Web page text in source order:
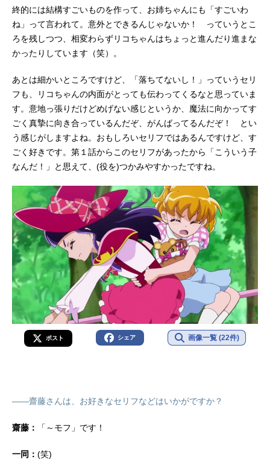
終的には結構すごいものを作って、お姉ちゃんにも「すごいわ
ね」って言われて。意外とできるんじゃないか！ っていうとこ
ろを残しつつ、相変わらずリコちゃんはちょっと進んだり進まな
かったりしています（笑）。
あとは細かいところですけど、「落ちてないし！」っていうセリ
フも、リコちゃんの内面がとっても伝わってくるなと思っていま
す。意地っ張りだけどめげない感じというか、魔法に向かってす
ごく真摯に向き合っているんだぞ、がんばってるんだぞ！ とい
う感じがしますよね。おもしろいセリフではあるんですけど、す
ごく好きです。第１話からこのセリフがあったから「こういう子
なんだ！」と思えて、(役を)つかみやすかったですね。
ポスト シェア 画像一覧 (22件)
――齋藤さんは、お好きなセリフなどはいかがですか？
齋藤： 「～モフ」です！
一同： (笑)